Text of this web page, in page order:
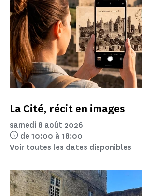
La Cité, récit en images
samedi 8 août 2026
de 10:00 à 18:00
Voir toutes les dates disponibles